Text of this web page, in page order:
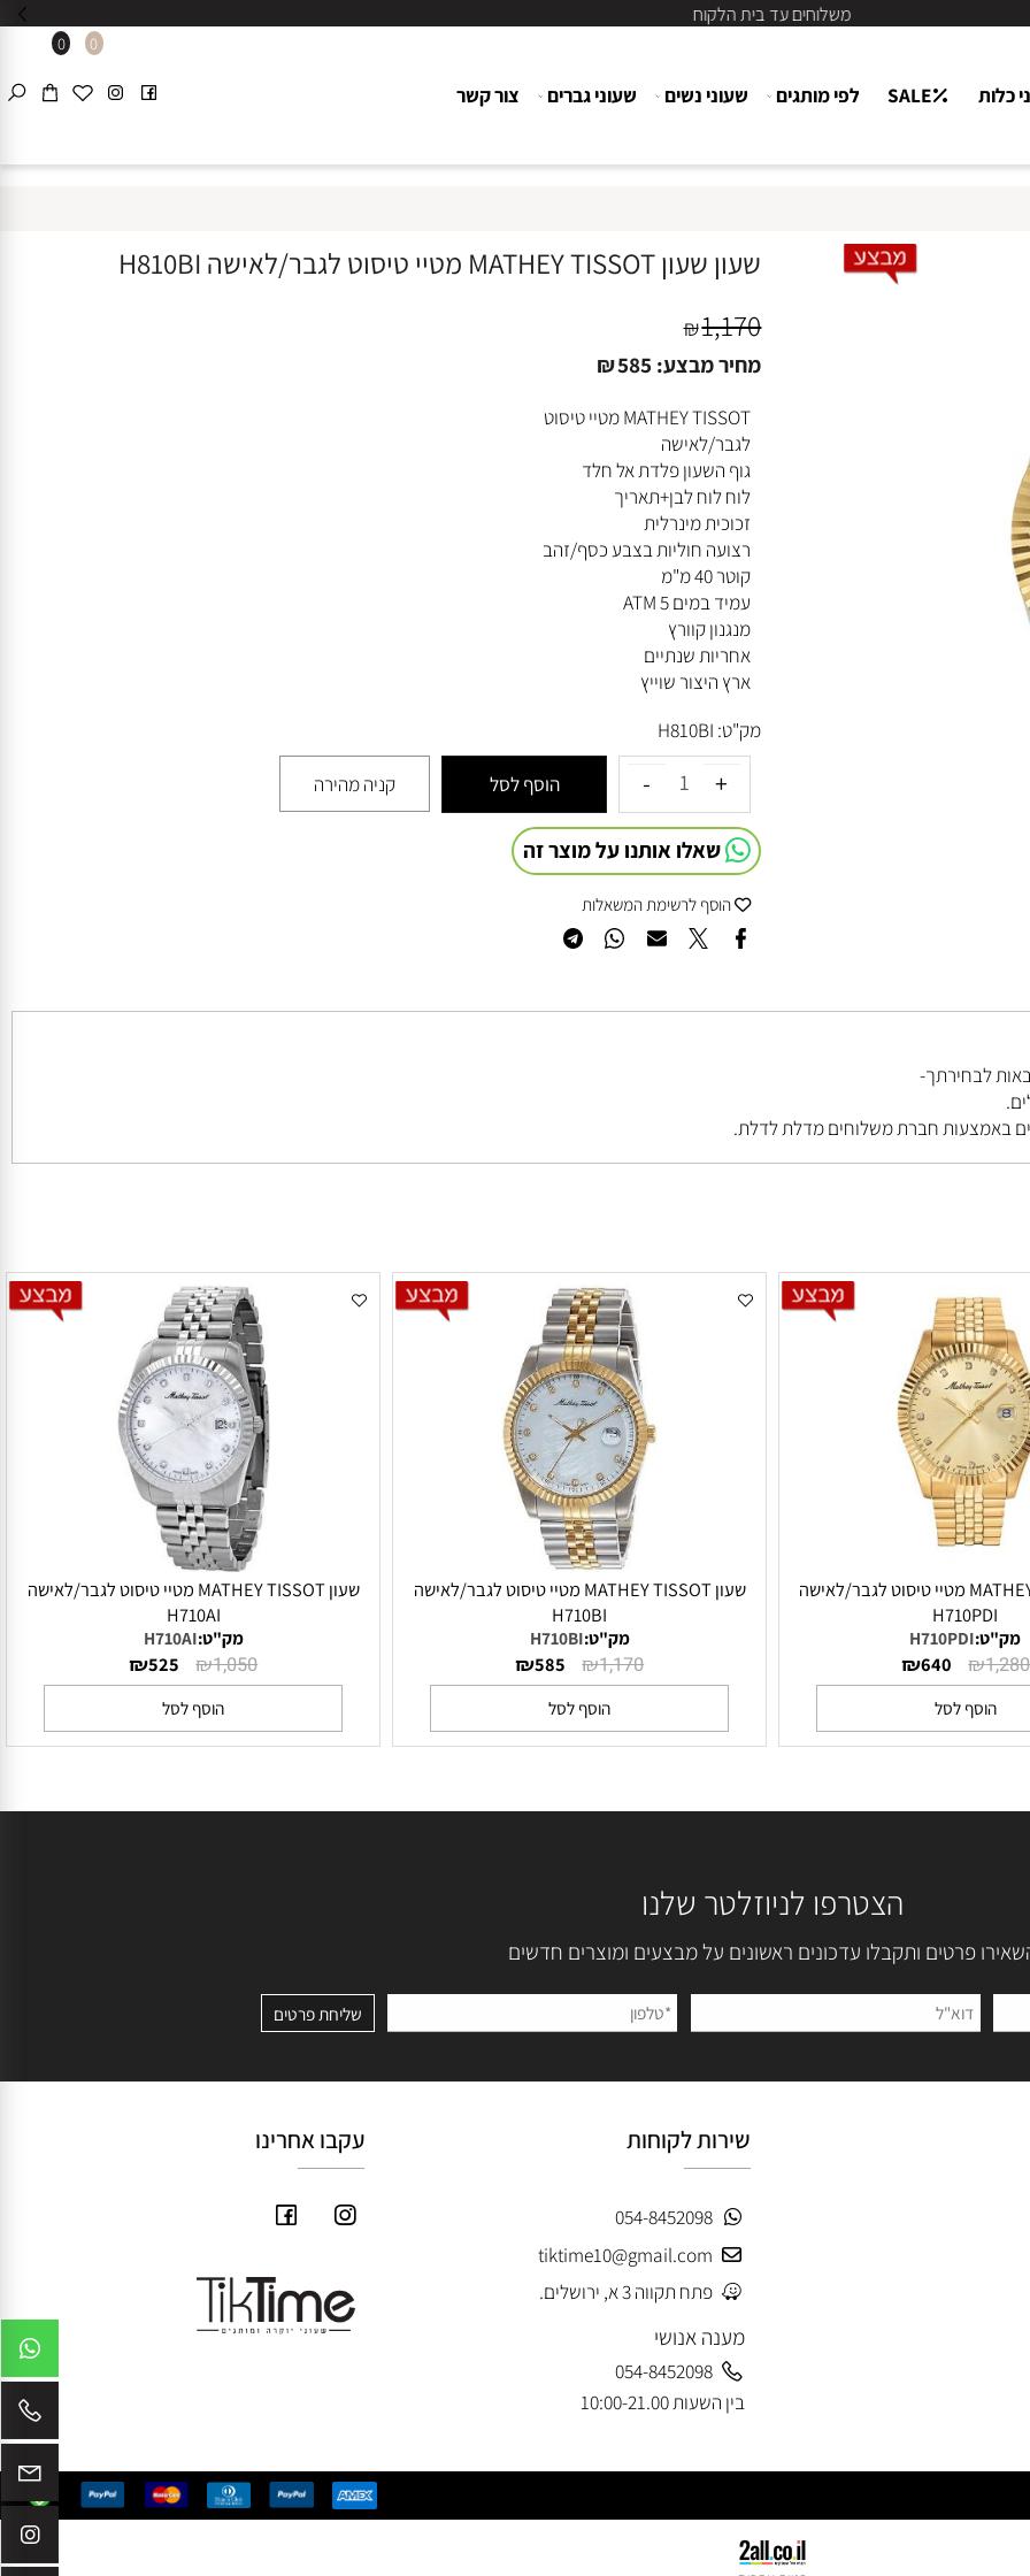
משלוחים עד בית הלקוח
0 0
SALE לפי מותגים שעוני נשים שעוני גברים צור קשר
שעון שעון MATHEY TISSOT מטיי טיסוט לגבר/לאישה H810BI
₪1,170
מחיר מבצע: ₪585
MATHEY TISSOT מטיי טיסוט
לגבר/לאישה
גוף השעון פלדת אל חלד
לוח לוח לבן+תאריך
זכוכית מינרלית
רצועה חוליות בצבע כסף/זהב
קוטר 40 מ"מ
עמיד במים 5 ATM
מנגנון קוורץ
אחריות שנתיים
מק"ט:H810BI
הוסף לסל קניה מהירה
שאלו אותנו על מוצר זה
הוסף לרשימת המשאלות
שעון MATHEY TISSOT מטיי טיסוט לגבר/לאישה
H710PDI
₪
₪640
שעון MATHEY TISSOT מטיי טיסוט לגבר/לאישה
H710BI
מק"ט:H710BI
₪1,170
₪585
שעון MATHEY TISSOT מטיי טיסוט לגבר/לאישה
H710AI
מק"ט:H710AI
₪1,050
₪525
פרטים ותקבלו עדכונים ראשונים על מבצעים ומוצרים חדשים
שירות לקוחות
054-8452098
tiktime10@gmail.com
פתח תקווה 3 א, ירושלים.
054-8452098
עקבו אחרינו